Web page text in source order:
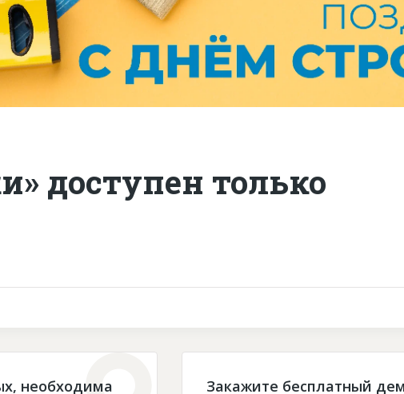
Горячие объекты
Глоссарий
доступен только
необходима
Закажите бесплатный